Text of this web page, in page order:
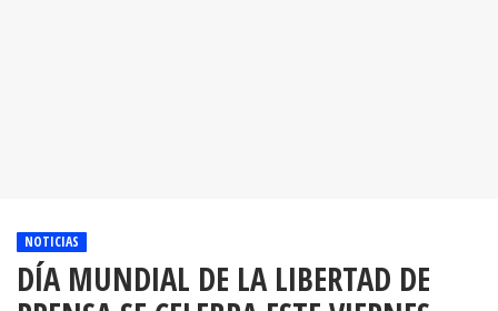
NOTICIAS
DÍA MUNDIAL DE LA LIBERTAD DE